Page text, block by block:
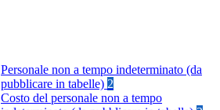
Personale non a tempo indeterminato (da
pubblicare in tabelle) 2
Costo del personale non a tempo